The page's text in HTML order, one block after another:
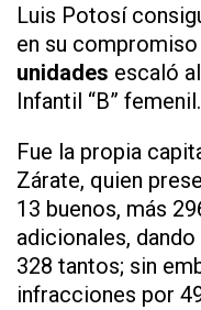
Luis Potosí
en su
unidades escaló
Infantil “B” femenil.
Fue la propia
Zárate, quien
13 buenos, más
adicionales,
328 tantos; sin
infracciones por